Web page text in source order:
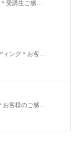
受講生ご感…
ィング＊お客…
お客様のご感…